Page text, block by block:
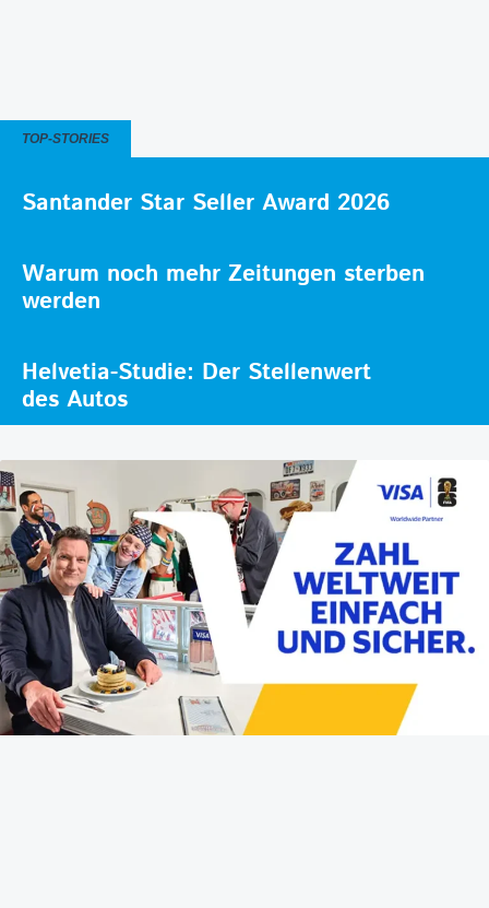
TOP-STORIES
Santander Star Seller Award 2026
Warum noch mehr Zeitungen sterben
werden
Helvetia-Studie: Der Stellenwert
des Autos